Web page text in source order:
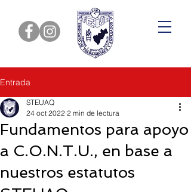
Entrada
Fundamentos para apoyo
a C.O.N.T.U., en base a
nuestros estatutos
STEUAQ
24 oct 2022 2 min de lectura